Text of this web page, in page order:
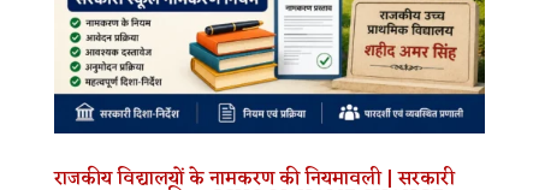
राजकीय विद्यालयों के नामकरण की नियमावली | सरकारी